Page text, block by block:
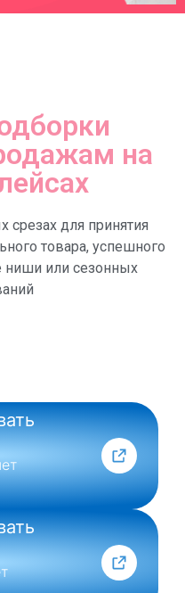
на
срезах для принятия
товара, успешного
или сезонных